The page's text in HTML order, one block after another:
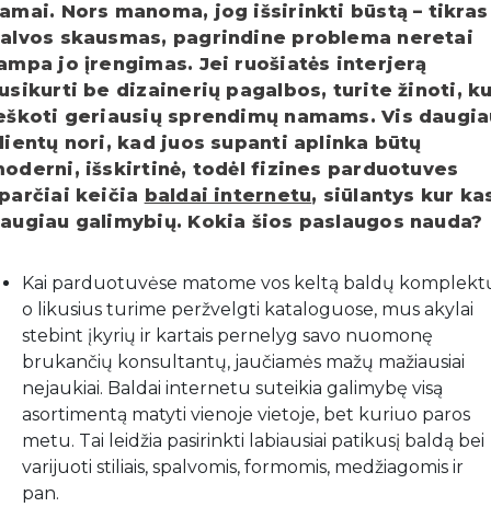
Nors manoma, jog išsirinkti būstą – tikras
skausmas, pagrindine problema neretai
jo įrengimas. Jei ruošiatės interjerą
be dizainerių pagalbos, turite žinoti,
geriausių sprendimų namams. Vis
nori, kad juos supanti aplinka būtų
išskirtinė, todėl fizines parduotuves
keičia baldai internetu, siūlantys kur
galimybių. Kokia šios paslaugos nauda?
Kai parduotuvėse matome vos keltą baldų
o likusius turime peržvelgti kataloguose, mus akylai
stebint įkyrių ir kartais pernelyg savo nuomonę
brukančių konsultantų, jaučiamės mažų mažiausiai
nejaukiai. Baldai internetu suteikia galimybę visą
asortimentą matyti vienoje vietoje, bet kuriuo paros
metu. Tai leidžia pasirinkti labiausiai patikusį baldą bei
varijuoti stiliais, spalvomis, formomis, medžiagomis ir
pan.